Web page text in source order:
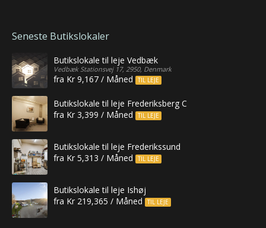
Seneste Butikslokaler
Butikslokale til leje Vedbæk
Vedbæk Stationsvej 17, 2950, Denmark
fra Kr 9,167 / Måned TIL LEJE
Butikslokale til leje Frederiksberg C
fra Kr 3,399 / Måned
TIL LEJE
Butikslokale til leje Frederikssund
fra Kr 5,313 / Måned
TIL LEJE
Butikslokale til leje Ishøj
fra Kr 219,365 / Måned
TIL LEJE